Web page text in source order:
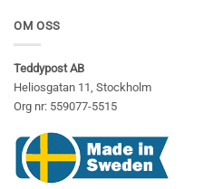
OM OSS
Teddypost AB
Heliosgatan 11, Stockholm
Org nr: 559077-5515